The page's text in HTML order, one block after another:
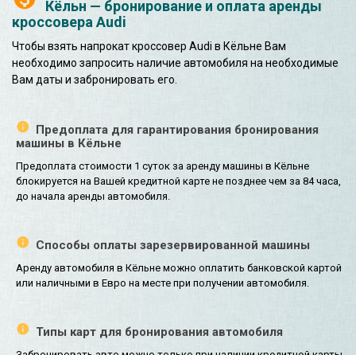
Кёльн — бронирование и оплата аренды
кроссовера Audi
Чтобы взять напрокат кроссовер Audi в Кёльне Вам
необходимо запросить наличие автомобиля на необходимые
Вам даты и забронировать его.
Предоплата для гарантирования бронирования
машины в Кёльне
Предоплата стоимости 1 суток за аренду машины в Кёльне
блокируется на Вашей кредитной карте не позднее чем за 84 часа,
до начала аренды автомобиля.
Способы оплаты зарезервированной машины
Аренду автомобиля в Кёльне можно оплатить банковской картой
или наличными в Евро на месте при получении автомобиля.
Типы карт для бронирования автомобиля